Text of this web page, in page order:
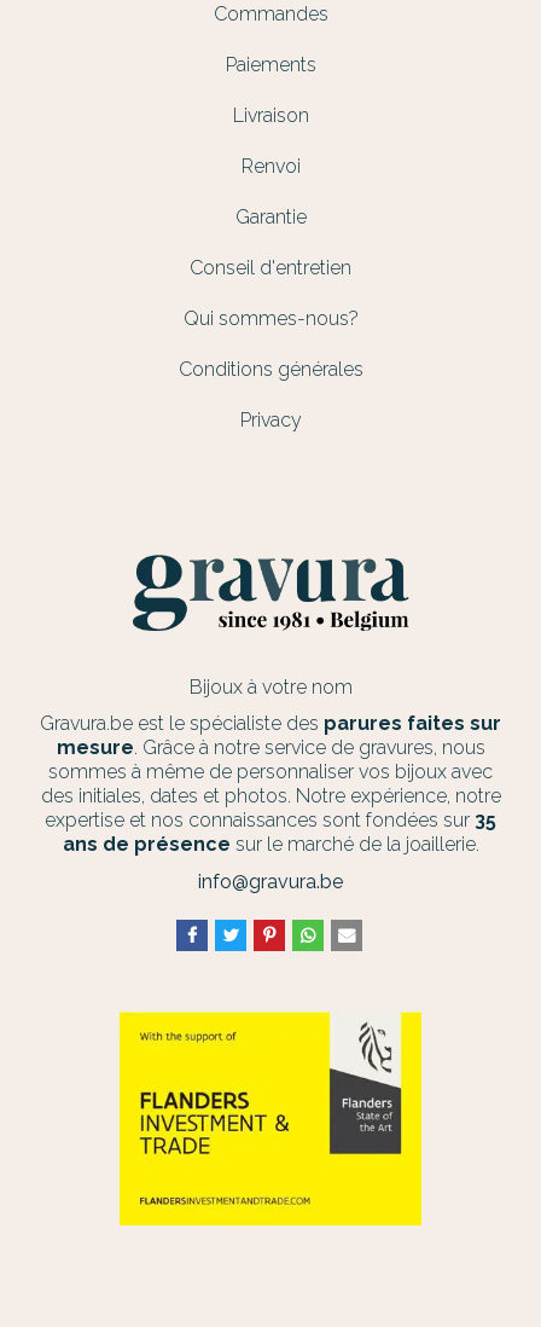
Commandes
Paiements
Livraison
Renvoi
Garantie
Conseil d'entretien
Qui sommes-nous?
Conditions générales
Privacy
Bijoux à votre nom
Gravura.be est le spécialiste des parures faites sur
mesure. Grâce à notre service de gravures, nous
sommes à même de personnaliser vos bijoux avec
des initiales, dates et photos. Notre expérience, notre
expertise et nos connaissances sont fondées sur 35
ans de présence sur le marché de la joaillerie.
info@gravura.be